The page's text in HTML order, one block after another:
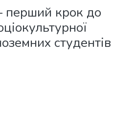
перший крок до
студентів